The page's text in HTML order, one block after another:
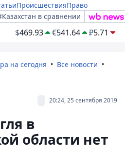
ПроисшествияПраво
в сравнении
$469.93 €541.64 ₽5.71
на сегодня
Все новости
20:24, 25 сентября 2019
в
области нет